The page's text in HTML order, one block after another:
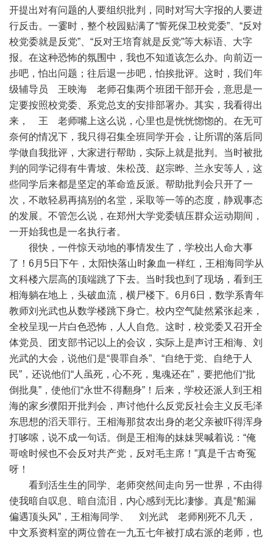
开提出对有问题的人要组织批判，同时对写大字报的人要进
行反击。一霎时，整个校园贴满了“誓死保卫校党委”、“反对
校党委就是反党”、“反对王培育就是反党”等大标语、大字
报。在这种恐怖的氛围中，我也不知道该怎么办。向前迈一
步吧，怕出问题；往后退一步吧，怕挨批评。这时，我们年
级辅导员 王映海 老师召集两个班团干部开会，意思是一
定要按照校党委、系党总支的安排部署办。其实，我看得出
来， 王 老师嘴上这么说，心里也是恍恍惚惚的。在无可
奈何的情况下，我只得召集全班同学开会，让所谓的落后同
学做自我批评，大家进行帮助，实际上就是批判。当时被批
判的同学记得有牛青坡、朱松茂、赵宗晔、兰永安等人，这
些同学后来都是坚定的革命造反派。帮助批判会只开了一
次，不敢轻易再搞别的名堂，采取等一等的态度，静观事态
的发展。不管怎么说，在郑州大学党委镇压群众运动期间，
一开始我也是一名执行者。
很快，一件惊天动地的事情发生了，学校出人命大事
了！6月5日下午，太阳快落山时象血一样红，王相海同学从
文科楼六层高的顶端跳了下去。当时我也到了现场，看到王
相海躺在地上，头破血流，横尸楼下。6月6日，数学系青年
教师刘光武也从数学楼跳下身亡。校内空气陡然紧张起来，
全校呈现一片白色恐怖，人人自危。这时，校党委又召开全
体党员、团支部书记以上的会议，实际上是声讨王相海、刘
光武的大会，说他们是“畏罪自杀”、“自绝于党、自绝于人
民”，还说他们“人虽死，心不死，鬼魂还在”，要把他们“批
倒批臭”，使他们“永世不得翻身”！后来，学校还派人到王相
海的家乡濮阳开批判会，声讨他什么反党反社会主义反毛泽
东思想的滔天罪行。王相海那贫农出身的老父亲被吓得浑身
打哆嗦，说不成一句话。倒是王相海的妹妹哭喊着说：“俺
哥啥时候也不会反对共产党，反对毛主席！”真是千古奇冤
呀！
看到活生生的同学、老师突然间走向另一世界，不由得
使我暗自叹息、暗自流泪，内心感到无比凄惨。真是“船漏
偏遇顶头风”，王相海同学、 刘光武 老师刚死不几天，
中文系资料室的两位曾在一九五七年被打成右派的老师，也